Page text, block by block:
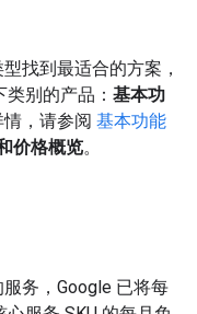
找到最适合的方案，
别的产品： 基本功
，请参阅 基本功能
价格概览。
务，Google 已将每